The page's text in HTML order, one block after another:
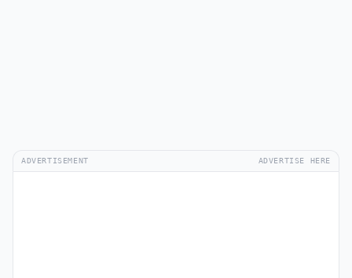
ADVERTISEMENT ADVERTISE HERE